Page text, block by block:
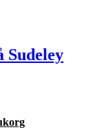
Sudeley